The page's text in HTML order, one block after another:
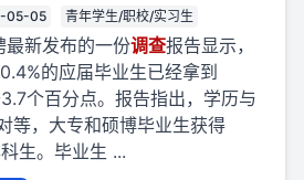
05-05 青年学生/职校/实习生
新发布的一份调查报告显示，
的应届毕业生已经拿到
个百分点。报告指出，学历与
等，大专和硕博毕业生获得
生。毕业生 ...